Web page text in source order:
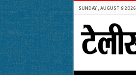
SUNDAY , AUGUST 9 2026